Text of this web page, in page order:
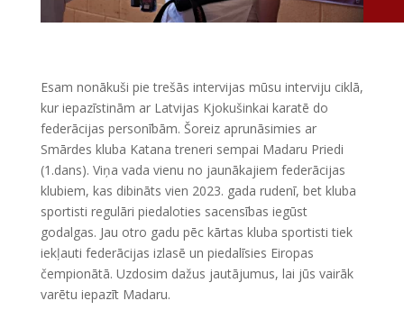
Esam nonākuši pie trešās intervijas mūsu interviju ciklā,
kur iepazīstinām ar Latvijas Kjokušinkai karatē do
federācijas personībām. Šoreiz aprunāsimies ar
Smārdes kluba Katana treneri sempai Madaru Priedi
(1.dans). Viņa vada vienu no jaunākajiem federācijas
klubiem, kas dibināts vien 2023. gada rudenī, bet kluba
sportisti regulāri piedaloties sacensības iegūst
godalgas. Jau otro gadu pēc kārtas kluba sportisti tiek
iekļauti federācijas izlasē un piedalīsies Eiropas
čempionātā. Uzdosim dažus jautājumus, lai jūs vairāk
varētu iepazīt Madaru.